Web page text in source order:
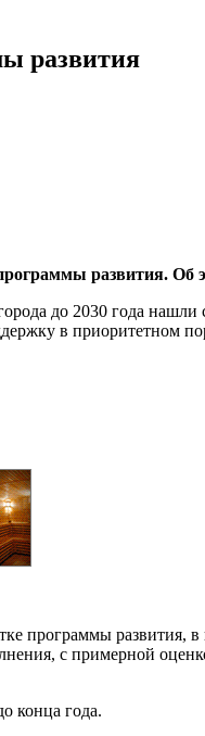
развития
развития. Об
до 2030 года
в приоритетном
программы развития, в
с примерной
конца года.